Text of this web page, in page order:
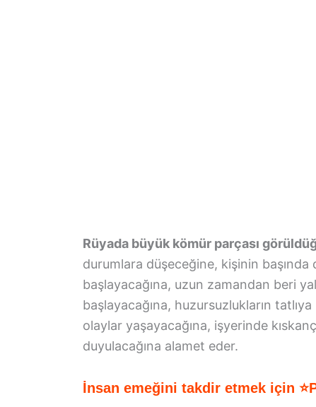
Rüyada büyük kömür parçası
durumlara düşeceğine, kişinin başında
başlayacağına, uzun zamandan beri
başlayacağına, huzursuzlukların
olaylar yaşayacağına, işyerinde
duyulacağına alamet eder.
İnsan emeğini takdir etmek için